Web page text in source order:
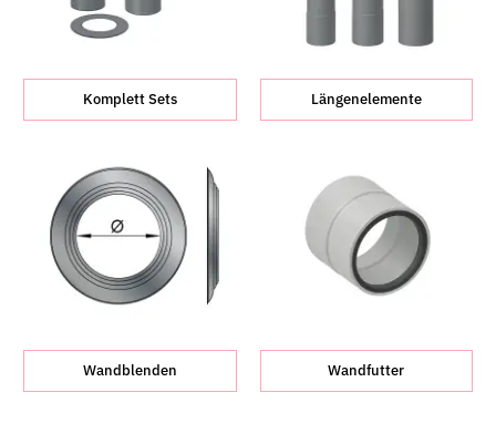
Komplett Sets Längenelemente
Wandblenden Wandfutter